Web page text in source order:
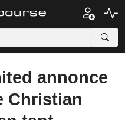
annonce
Christian